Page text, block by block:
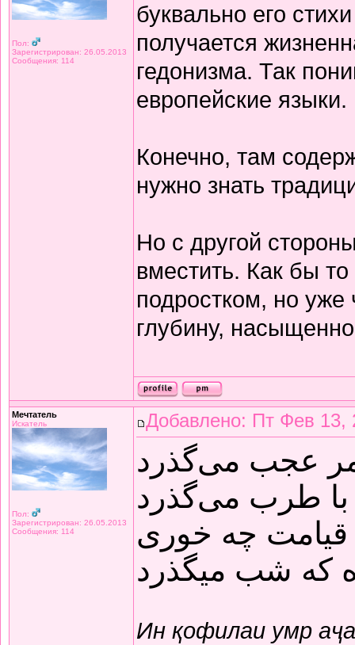
Пол:
Зарегистрирован: 26.05.2013
Сообщения: 114
буквально его
получается
гедонизма. Так
европейские языки.
Конечно, там
нужно знать
Но с другой
вместить. Как бы
подростком, но уже
глубину,
Мечтатель
Искатель
Пол:
Зарегистрирован: 26.05.2013
Сообщения: 114
Добавлено: Пт Фев 13,
عجب می‌گذرد
طرب می‌گذرد
چه خوری
که شب میگذرد
Ин қофилаи умр